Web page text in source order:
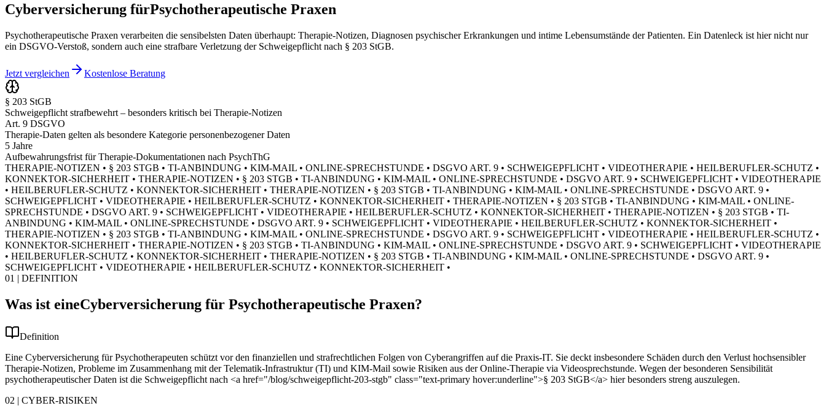
Cyberversicherung fürPsychotherapeutische Praxen
Psychotherapeutische Praxen verarbeiten die sensibelsten Daten überhaupt: Therapie-Notizen, Diagnosen psychischer Erkrankungen und intime Lebensumstände der Patienten. Ein Datenleck ist hier nicht nur
ein DSGVO-Verstoß, sondern auch eine strafbare Verletzung der Schweigepflicht nach § 203 StGB.
Jetzt vergleichen Kostenlose Beratung
§ 203 StGB
Schweigepflicht strafbewehrt – besonders kritisch bei Therapie-Notizen
Art. 9 DSGVO
Therapie-Daten gelten als besondere Kategorie personenbezogener Daten
5 Jahre
Aufbewahrungsfrist für Therapie-Dokumentationen nach PsychThG
THERAPIE-NOTIZEN • § 203 STGB • TI-ANBINDUNG • KIM-MAIL • ONLINE-SPRECHSTUNDE • DSGVO ART. 9 • SCHWEIGEPFLICHT • VIDEOTHERAPIE • HEILBERUFLER-SCHUTZ •
KONNEKTOR-SICHERHEIT • THERAPIE-NOTIZEN • § 203 STGB • TI-ANBINDUNG • KIM-MAIL • ONLINE-SPRECHSTUNDE • DSGVO ART. 9 • SCHWEIGEPFLICHT • VIDEOTHERAPIE
• HEILBERUFLER-SCHUTZ • KONNEKTOR-SICHERHEIT • THERAPIE-NOTIZEN • § 203 STGB • TI-ANBINDUNG • KIM-MAIL • ONLINE-SPRECHSTUNDE • DSGVO ART. 9 •
SCHWEIGEPFLICHT • VIDEOTHERAPIE • HEILBERUFLER-SCHUTZ • KONNEKTOR-SICHERHEIT • THERAPIE-NOTIZEN • § 203 STGB • TI-ANBINDUNG • KIM-MAIL • ONLINE-
SPRECHSTUNDE • DSGVO ART. 9 • SCHWEIGEPFLICHT • VIDEOTHERAPIE • HEILBERUFLER-SCHUTZ • KONNEKTOR-SICHERHEIT • THERAPIE-NOTIZEN • § 203 STGB • TI-
ANBINDUNG • KIM-MAIL • ONLINE-SPRECHSTUNDE • DSGVO ART. 9 • SCHWEIGEPFLICHT • VIDEOTHERAPIE • HEILBERUFLER-SCHUTZ • KONNEKTOR-SICHERHEIT •
THERAPIE-NOTIZEN • § 203 STGB • TI-ANBINDUNG • KIM-MAIL • ONLINE-SPRECHSTUNDE • DSGVO ART. 9 • SCHWEIGEPFLICHT • VIDEOTHERAPIE • HEILBERUFLER-SCHUTZ •
KONNEKTOR-SICHERHEIT • THERAPIE-NOTIZEN • § 203 STGB • TI-ANBINDUNG • KIM-MAIL • ONLINE-SPRECHSTUNDE • DSGVO ART. 9 • SCHWEIGEPFLICHT • VIDEOTHERAPIE
• HEILBERUFLER-SCHUTZ • KONNEKTOR-SICHERHEIT • THERAPIE-NOTIZEN • § 203 STGB • TI-ANBINDUNG • KIM-MAIL • ONLINE-SPRECHSTUNDE • DSGVO ART. 9 •
SCHWEIGEPFLICHT • VIDEOTHERAPIE • HEILBERUFLER-SCHUTZ • KONNEKTOR-SICHERHEIT •
01 | DEFINITION
Was ist eineCyberversicherung für Psychotherapeutische Praxen?
Definition
Eine Cyberversicherung für Psychotherapeuten schützt vor den finanziellen und strafrechtlichen Folgen von Cyberangriffen auf die Praxis-IT. Sie deckt insbesondere Schäden durch den Verlust hochsensibler
Therapie-Notizen, Probleme im Zusammenhang mit der Telematik-Infrastruktur (TI) und KIM-Mail sowie Risiken aus der Online-Therapie via Videosprechstunde. Wegen der besonderen Sensibilität
psychotherapeutischer Daten ist die Schweigepflicht nach <a href="/blog/schweigepflicht-203-stgb" class="text-primary hover:underline">§ 203 StGB</a> hier besonders streng auszulegen.
02 | CYBER-RISIKEN